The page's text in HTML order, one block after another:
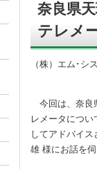
奈良県
テレメ
（株）エム･
今回は、奈良
レメータにつ
してアドバイ
雄 様にお話を伺